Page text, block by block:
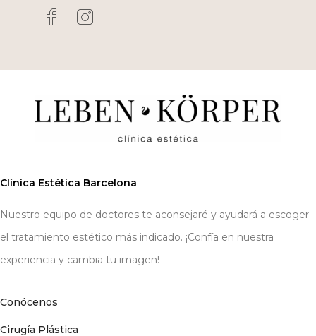
Clínica Estética Barcelona
Nuestro equipo de doctores te aconsejaré y ayudará a escoger
el tratamiento estético más indicado. ¡Confía en nuestra
experiencia y cambia tu imagen!
Conócenos
Cirugía Plástica